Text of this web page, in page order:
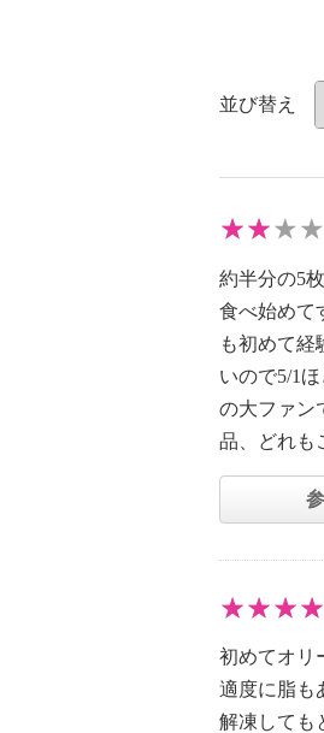
並び替え
約半分の5
食べ始めて
も初めて経
いので5/1
の大ファン
品、どれも
初めてオリ
適度に脂も
解凍しても